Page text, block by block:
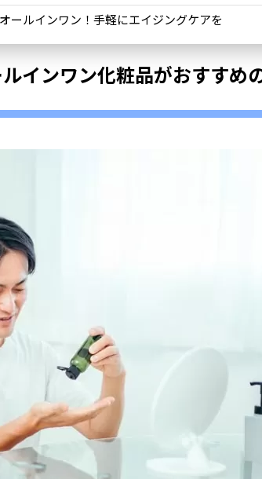
ールインワン！手軽にエイジングケアを
インワン化粧品がおすすめ